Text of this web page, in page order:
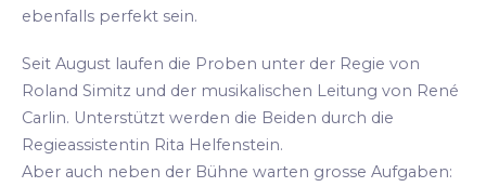
ebenfalls perfekt sein.
Seit August laufen die Proben unter der Regie von
Roland Simitz und der musikalischen Leitung von René
Carlin. Unterstützt werden die Beiden durch die
Regieassistentin Rita Helfenstein.
Aber auch neben der Bühne warten grosse Aufgaben: